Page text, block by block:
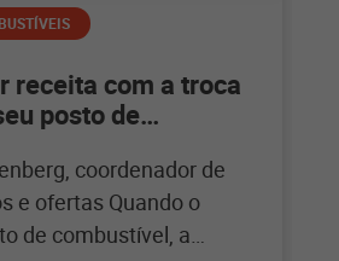
receita com a troca
posto de
coordenador de
e ofertas Quando o
de combustível, a